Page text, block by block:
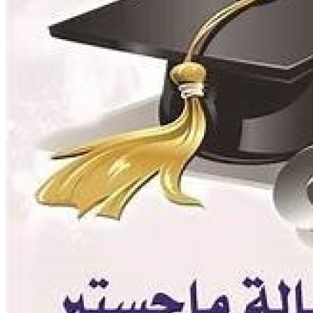
مركز الدراسات الإقتصادية الزراعية
مركز دراسات نُظم معلومات ماشية اللبن
مركز مبيدات الآفات
وحدة الهندسة الزراعية للدراسات والإستشارات الفنية
الورش الإنتاجية
التسجيل في دورات مركز الحاسب الآلي بالكلية
القطاعات
التعليم والطلاب
عن قطاع التعليم والطلاب
مهام القطاع
تقرير قطاع شئون التعليم والطلاب
شروط قبول الطلاب الوافديين
الإرشاد الأكاديمى